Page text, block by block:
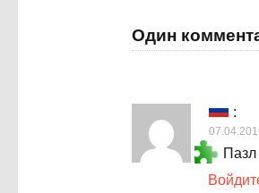
Один
: